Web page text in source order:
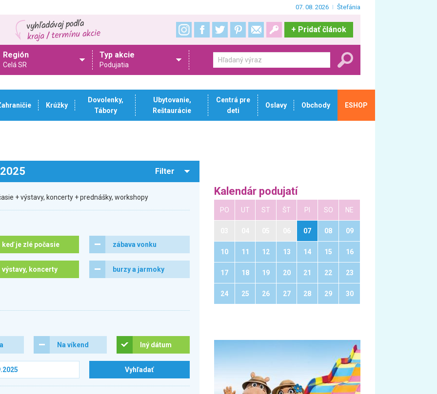
07. 08. 2026 Štefánia
+ Pridať článok
Región
Celá SR
Typ akcie
Podujatia
Krúžky
Dovolenky,
Tábory
Ubytovanie,
Reštaurácie
Centrá pre
deti
Oslavy Obchody ESHOP
Filter
+ výstavy, koncerty + prednášky, workshopy
keď je zlé počasie zábava vonku
výstavy, koncerty burzy a jarmoky
Na víkend Iný dátum
Kalendár podujatí
PO UT ST ŠT PI SO NE
07 08 09
10 11 12 13 14 15 16
17 18 19 20 21 22 23
24 25 26 27 28 29 30